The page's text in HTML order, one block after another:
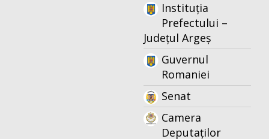
Instituția
Prefectului –
Județul Argeș
Guvernul
Romaniei
Senat
Camera
Deputaților